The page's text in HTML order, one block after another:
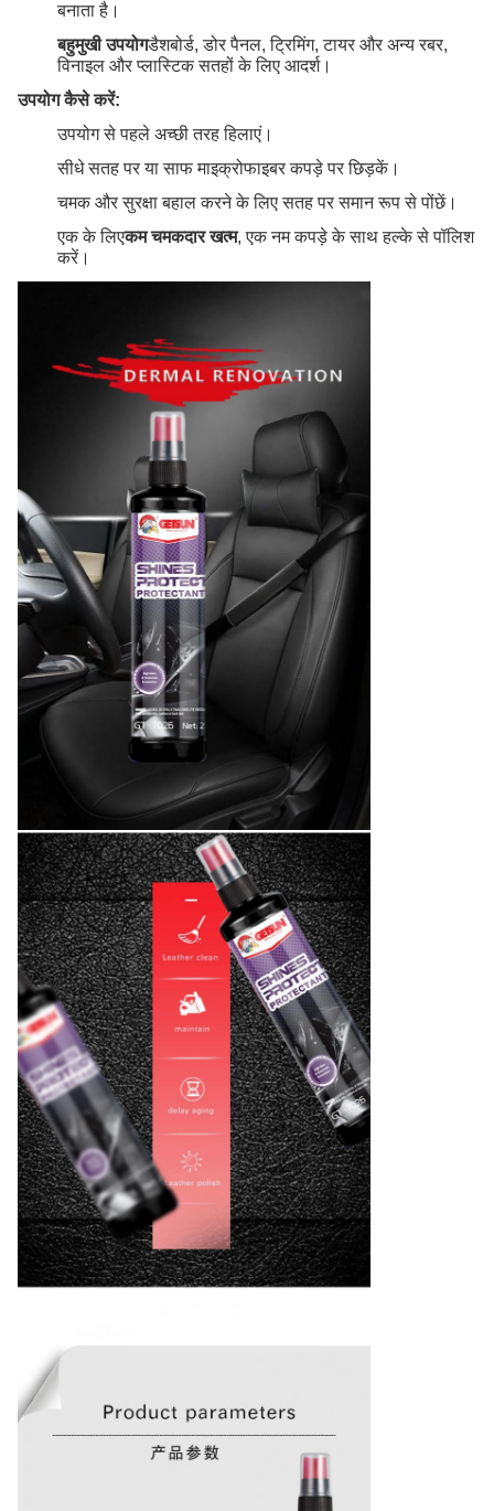
बनाता है।
बहुमुखी उपयोगडैशबोर्ड, डोर पैनल, ट्रिमिंग, टायर और अन्य रबर,
विनाइल और प्लास्टिक सतहों के लिए आदर्श।
उपयोग कैसे करें:
उपयोग से पहले अच्छी तरह हिलाएं।
सीधे सतह पर या साफ माइक्रोफाइबर कपड़े पर छिड़कें।
चमक और सुरक्षा बहाल करने के लिए सतह पर समान रूप से पोंछें।
एक के लिएकम चमकदार खत्म, एक नम कपड़े के साथ हल्के से पॉलिश
करें।